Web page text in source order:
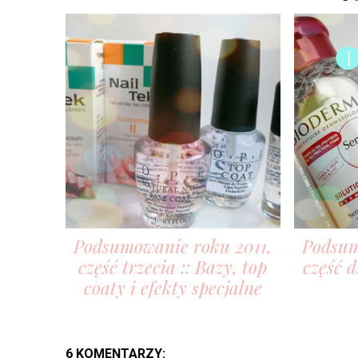
Podsumowanie roku 2011,
część trzecia :: Bazy, top
coaty i efekty specjalne
część
6 KOMENTARZY: